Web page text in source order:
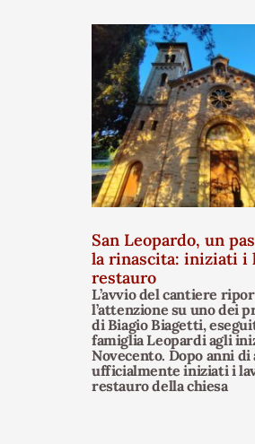
San Leopardo, un
la rinascita: iniziati i
restauro
L’avvio del cantiere
l’attenzione su uno dei
di Biagio Biagetti,
famiglia Leopardi agli
Novecento. Dopo anni di
ufficialmente iniziati i
restauro della chiesa